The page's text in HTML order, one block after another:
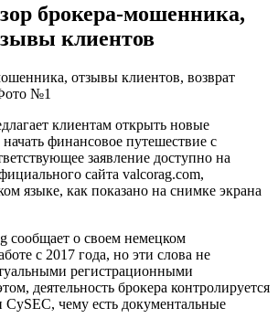
брокера-мошенника,
клиентов
клиентам открыть новые
финансовое путешествие с
заявление доступно на
сайта valcorag.com,
языке, как показано на снимке экрана
сообщает о своем немецком
с 2017 года, но эти слова не
регистрационными
деятельность брокера контролируется
чему есть документальные